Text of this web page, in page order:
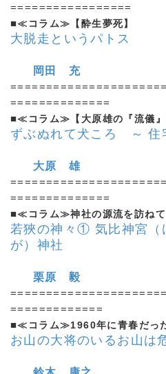
=================
■≪コラム≫【酔生夢死】
大脱走というパトス
岡田 充
==============
■≪コラム≫【大原雄の『流儀』
ずぶぬれて犬ころ ～ 住
大原 雄
==============
■≪コラム≫神社の源流を訪ねて
若狹の神々① 気比神宮（
が）神社
栗原 毅
=============
■≪コラム≫1960年に青春だっ
お山の大将のいるお山は